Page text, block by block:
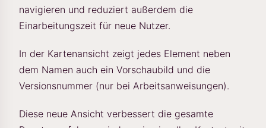
navigieren und reduziert außerdem die
Einarbeitungszeit für neue Nutzer.
In der Kartenansicht zeigt jedes Element neben
dem Namen auch ein Vorschaubild und die
Versionsnummer (nur bei Arbeitsanweisungen).
Diese neue Ansicht verbessert die gesamte